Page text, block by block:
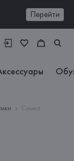
Перейти
Сумка